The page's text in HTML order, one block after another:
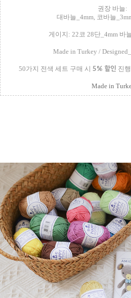
권장 바늘:
대바늘_4mm, 코바늘
게이지: 22코 28단_4mm 바
Made in Turkey /
50가지 전색 세트 구매 시 5% 할인 진
Made in